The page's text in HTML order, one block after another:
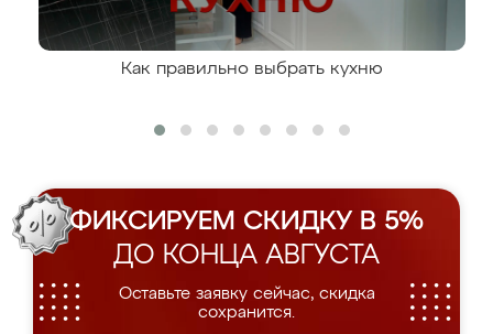
Как правильно выбрать кухню
ФИКСИРУЕМ СКИДКУ В 5%
ДО КОНЦА АВГУСТА
Оставьте заявку сейчас, скидка
сохранится.